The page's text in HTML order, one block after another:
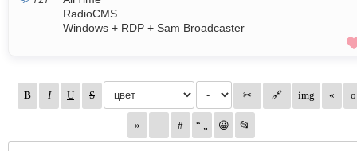
RadioCMS
Windows + RDP + Sam Broadcaster